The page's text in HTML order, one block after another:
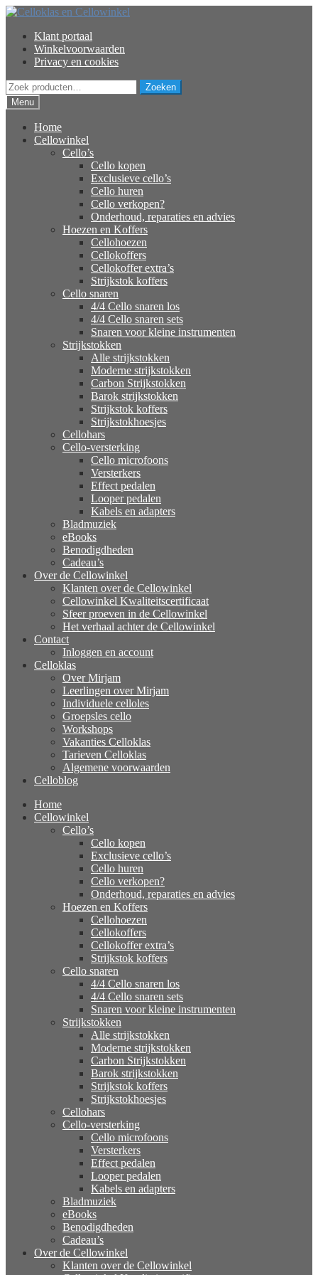
Ga
naar
navigatie
Ga
inhoud
Klant portaal
Winkelvoorwaarden
Privacy en cookies
Zoeken
naar:
Zoeken
Menu
Home
Cellowinkel
Cello’s
Cello kopen
Exclusieve cello’s
Cello huren
Cello verkopen?
Onderhoud, reparaties en advies
Hoezen en Koffers
Cellohoezen
Cellokoffers
Cellokoffer extra’s
Strijkstok koffers
Cello snaren
4/4 Cello snaren los
4/4 Cello snaren sets
Snaren voor kleine instrumenten
Strijkstokken
Alle strijkstokken
Moderne strijkstokken
Carbon Strijkstokken
Barok strijkstokken
Strijkstok koffers
Strijkstokhoesjes
Cellohars
Cello-versterking
Cello microfoons
Versterkers
Effect pedalen
Looper pedalen
Kabels en adapters
Bladmuziek
eBooks
Benodigdheden
Cadeau’s
Over de Cellowinkel
Klanten over de Cellowinkel
Cellowinkel Kwaliteitscertificaat
Sfeer proeven in de Cellowinkel
Het verhaal achter de Cellowinkel
Contact
Inloggen en account
Celloklas
Over Mirjam
Leerlingen over Mirjam
Individuele celloles
Groepsles cello
Workshops
Vakanties Celloklas
Tarieven Celloklas
Algemene voorwaarden
Celloblog
Home
Cellowinkel
Cello’s
Cello kopen
Exclusieve cello’s
Cello huren
Cello verkopen?
Onderhoud, reparaties en advies
Hoezen en Koffers
Cellohoezen
Cellokoffers
Cellokoffer extra’s
Strijkstok koffers
Cello snaren
4/4 Cello snaren los
4/4 Cello snaren sets
Snaren voor kleine instrumenten
Strijkstokken
Alle strijkstokken
Moderne strijkstokken
Carbon Strijkstokken
Barok strijkstokken
Strijkstok koffers
Strijkstokhoesjes
Cellohars
Cello-versterking
Cello microfoons
Versterkers
Effect pedalen
Looper pedalen
Kabels en adapters
Bladmuziek
eBooks
Benodigdheden
Cadeau’s
Over de Cellowinkel
Klanten over de Cellowinkel